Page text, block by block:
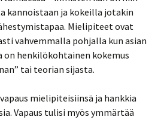
kannoistaan ja kokeilla jotakin
Mielipiteet ovat
vahvemmalla pohjalla kun asian
henkilökohtainen kokemus
tai teorian sijasta.
mielipiteisiinsä ja hankkia
Vapaus tulisi myös ymmärtää